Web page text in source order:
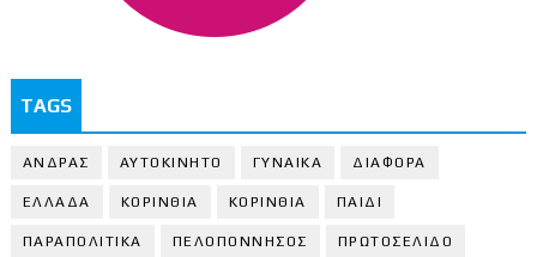
TAGS
ΑΝΔΡΑΣ ΑΥΤΟΚΙΝΗΤΟ ΓΥΝΑΙΚΑ ΔΙΑΦΟΡΑ
ΕΛΛΑΔΑ ΚΟΡΙΝΘΙΑ ΚΟΡΙΝΘΙA ΠΑΙΔΙ
ΠΑΡΑΠΟΛΙΤΙΚΑ ΠΕΛΟΠΟΝΝΗΣΟΣ ΠΡΩΤΟΣΕΛΙΔΟ